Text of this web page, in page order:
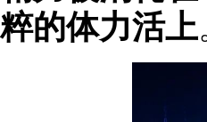
粹的体力活上